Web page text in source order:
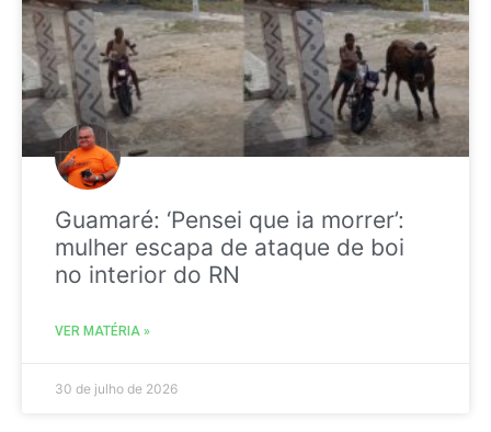
Guamaré: ‘Pensei que ia morrer’:
mulher escapa de ataque de boi
no interior do RN
VER MATÉRIA »
30 de julho de 2026